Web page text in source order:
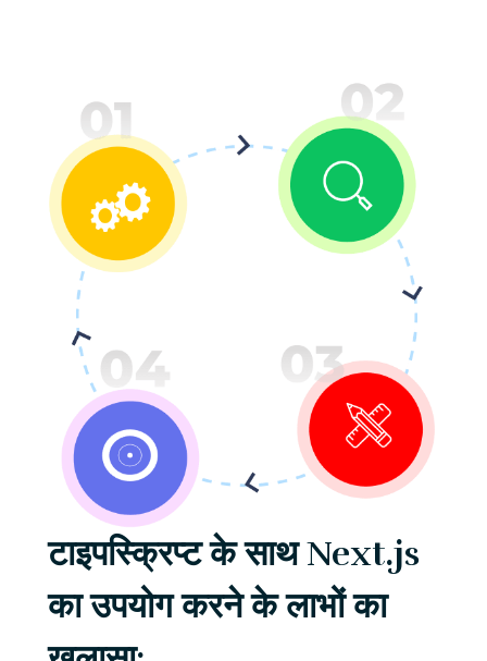
टाइपस्क्रिप्ट के साथ Next.js
का उपयोग करने के लाभों का